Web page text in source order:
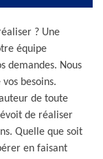
? Une
équipe
demandes. Nous
besoins.
de toute
de réaliser
Quelle que soit
en faisant